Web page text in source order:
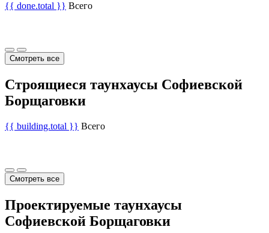
{{ done.total }} Всего
Смотреть все
Строящиеся таунхаусы Софиевской
Борщаговки
{{ building.total }} Всего
Смотреть все
Проектируемые таунхаусы
Софиевской Борщаговки